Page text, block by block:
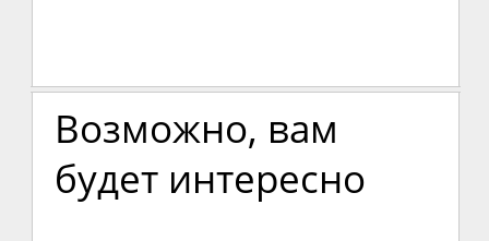
Возможно, вам
будет интересно